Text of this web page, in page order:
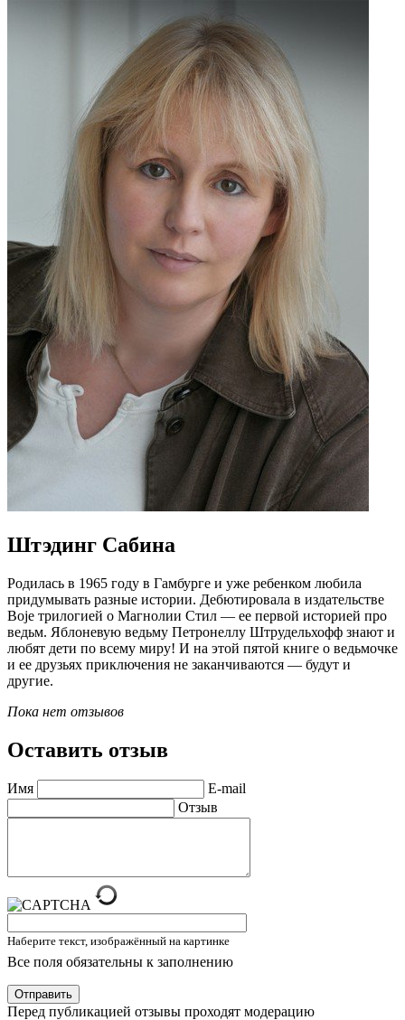
Штэдинг Сабина
Родилась в 1965 году в Гамбурге и уже ребенком любила
придумывать разные истории. Дебютировала в издательстве
Boje трилогией о Магнолии Стил — ее первой историей про
ведьм. Яблоневую ведьму Петронеллу Штрудельхофф знают и
любят дети по всему миру! И на этой пятой книге о ведьмочке
и ее друзьях приключения не заканчиваются — будут и
другие.
Пока нет отзывов
Оставить отзыв
Имя
E-mail
Отзыв
Наберите текст, изображённый на картинке
Все поля обязательны к заполнению
Отправить
Перед публикацией отзывы проходят модерацию